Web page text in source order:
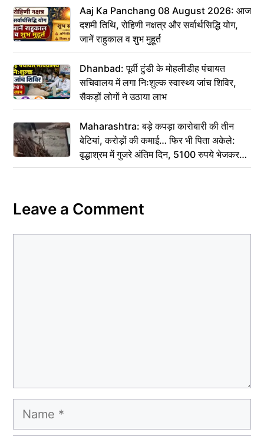
Aaj Ka Panchang 08 August 2026: आज
दशमी तिथि, रोहिणी नक्षत्र और सर्वार्थसिद्धि योग,
जानें राहुकाल व शुभ मुहूर्त
Dhanbad: पूर्वी टुंडी के मोहलीडीह पंचायत
सचिवालय में लगा निःशुल्क स्वास्थ्य जांच शिविर,
सैकड़ों लोगों ने उठाया लाभ
Maharashtra: बड़े कपड़ा कारोबारी की तीन
बेटियां, करोड़ों की कमाई… फिर भी पिता अकेले:
वृद्धाश्रम में गुजरे अंतिम दिन, 5100 रुपये भेजकर
कहा– अंतिम संस्कार कर दीजिए हम नहीं आ पाएंगे
Leave a Comment
Name